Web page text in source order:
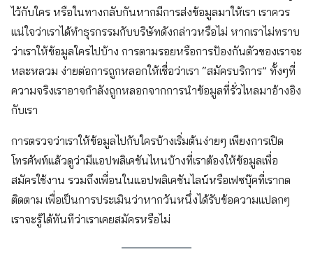
ไว้กับใคร หรือในทางกลับกันหากมีการส่งข้อมูลมาให้เรา เราควร
แน่ใจว่าเราได้ทำธุรกรรมกับบริษัทดังกล่าวหรือไม่ หากเราไม่ทราบ
ว่าเราให้ข้อมูลใครไปบ้าง การตามรอยหรือการป้องกันตัวของเราจะ
หละหลวม ง่ายต่อการถูกหลอกให้เชื่อว่าเรา “สมัครบริการ” ทั้งๆที่
ความจริงเราอาจกำลังถูกหลอกจากการนำข้อมูลที่รั่วไหลมาอ้างอิง
กับเรา
การตรวจว่าเราให้ข้อมูลไปกับใครบ้างเริ่มต้นง่ายๆ เพียงการเปิด
โทรศัพท์แล้วดูว่ามีแอปพลิเคชันไหนบ้างที่เราต้องให้ข้อมูลเพื่อ
สมัครใช้งาน รวมถึงเพื่อนในแอปพลิเคชันไลน์หรือเฟซบุ๊คที่เรากด
ติดตาม เพื่อเป็นการประเมินว่าหากวันหนึ่งได้รับข้อความแปลกๆ
เราจะรู้ได้ทันทีว่าเราเคยสมัครหรือไม่